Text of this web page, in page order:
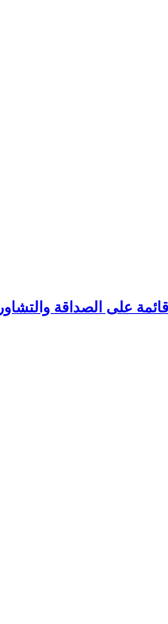
على الصداقة والتشاور